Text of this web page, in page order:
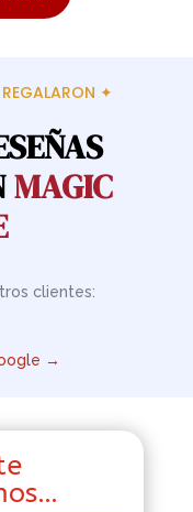
✦
MAGIC
clientes:
→